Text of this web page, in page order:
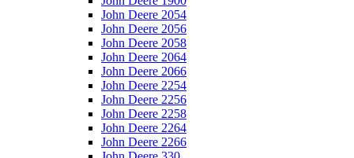
John Deere 2054
John Deere 2056
John Deere 2058
John Deere 2064
John Deere 2066
John Deere 2254
John Deere 2256
John Deere 2258
John Deere 2264
John Deere 2266